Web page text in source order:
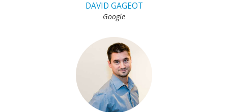
DAVID GAGEOT
Google